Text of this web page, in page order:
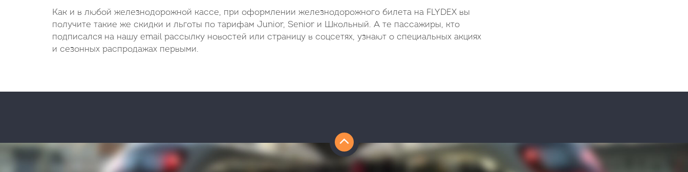
Как и в любой железнодорожной кассе, при оформлении железнодорожного билета на FLYDEX вы
получите такие же скидки и льготы по тарифам Junior, Senior и Школьный. А те пассажиры, кто
подписался на нашу email рассылку новостей или страницу в соцсетях, узнают о специальных акциях
и сезонных распродажах первыми.